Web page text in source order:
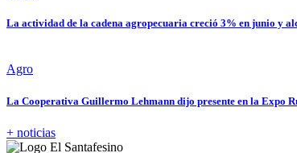
La actividad de la cadena agropecuaria creció 3% en junio y
Agro
La Cooperativa Guillermo Lehmann dijo presente en la Expo
+ noticias